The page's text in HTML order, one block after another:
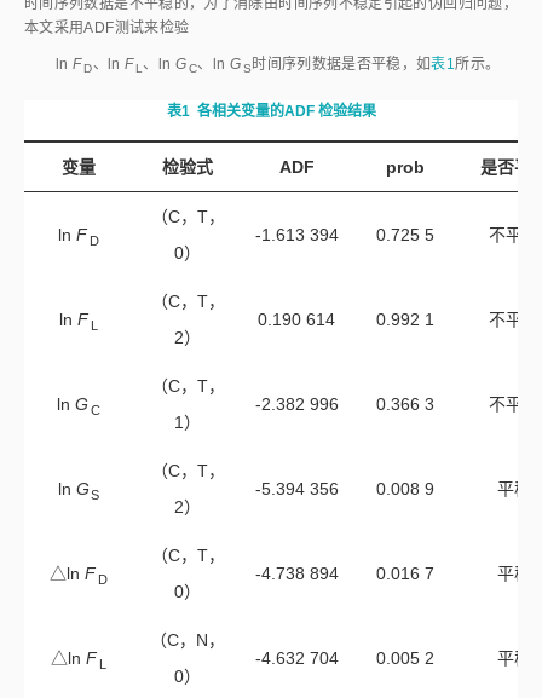
本文采用ADF测试来检验
lnFD、ln FL 、ln GC、ln GS 时间序列数据是否平稳，如表1所示。
表1 各相关变量的ADF 检验结果
变量 检验式 ADF prob 是否平
lnF D
（C，T，
0）
-1.613 394 0.725 5 不平稳
lnF L
（C，T，
2）
0.190 614 0.992 1 不平稳
lnG C
（C，T，
1）
-2.382 996 0.366 3 不平稳
ln G S
（C，T，
2）
-5.394 356 0.008 9 平稳
△lnF D
（C，T，
0）
-4.738 894 0.016 7 平稳
△lnF L
（C，N，
0）
-4.632 704 0.005 2 平稳